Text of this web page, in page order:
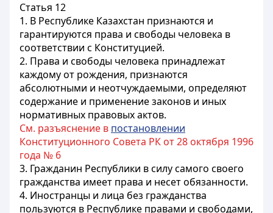
Статья 12
1. В Республике Казахстан признаются и
гарантируются права и свободы человека в
соответствии с Конституцией.
2. Права и свободы человека принадлежат
каждому от рождения, признаются
абсолютными и неотчуждаемыми, определяют
содержание и применение законов и иных
нормативных правовых актов.
См. разъяснение в постановлении
Конституционного Совета РК от 28 октября 1996
года № 6
3. Гражданин Республики в силу самого своего
гражданства имеет права и несет обязанности.
4. Иностранцы и лица без гражданства
пользуются в Республике правами и свободами,